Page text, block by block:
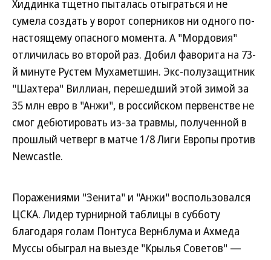
Хиддинка тщетно пыталась отыграться и не
сумела создать у ворот соперников ни одного по-
настоящему опасного момента. А "Мордовия"
отличилась во второй раз. Добил фаворита на 73-
й минуте Рустем Мухаметшин. Экс-полузащитник
"Шахтера" Виллиан, перешедший этой зимой за
35 млн евро в "Анжи", в российском первенстве не
смог дебютировать из-за травмы, полученной в
прошлый четверг в матче 1/8 Лиги Европы против
Newcastle.
Поражениями "Зенита" и "Анжи" воспользовался
ЦСКА. Лидер турнирной таблицы в субботу
благодаря голам Понтуса Вернблума и Ахмеда
Муссы обыграл на выезде "Крылья Советов" —